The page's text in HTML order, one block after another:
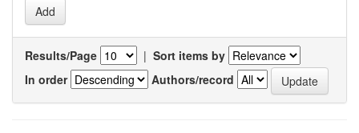
Results/Page | Sort items by
In order
Authors/record